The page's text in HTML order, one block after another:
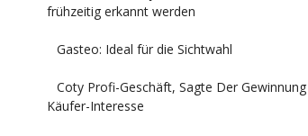
frühzeitig erkannt werden
Gasteo: Ideal für die Sichtwahl
Coty Profi-Geschäft, Sagte Der Gewinnung
Käufer-Interesse